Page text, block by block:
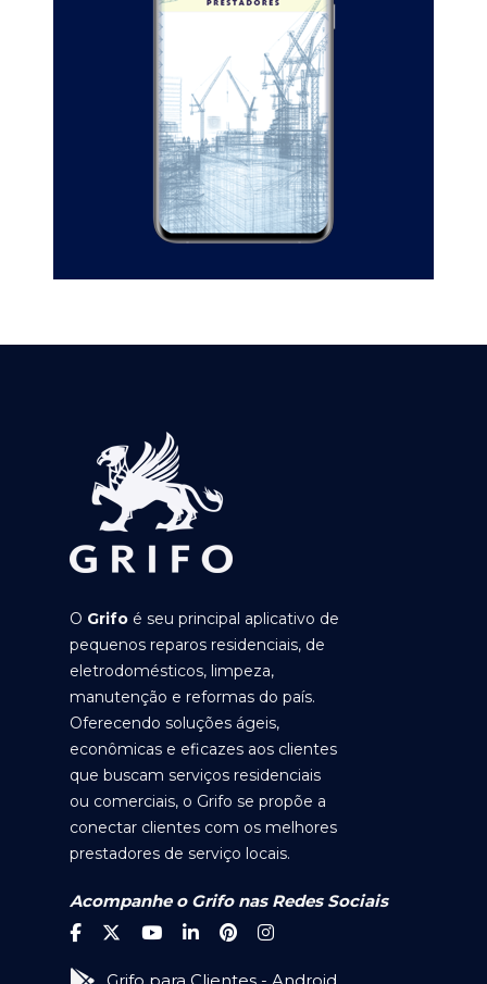
O Grifo é seu principal aplicativo de
pequenos reparos residenciais, de
eletrodomésticos, limpeza,
manutenção e reformas do país.
Oferecendo soluções ágeis,
econômicas e eficazes aos clientes
que buscam serviços residenciais
ou comerciais, o Grifo se propõe a
conectar clientes com os melhores
prestadores de serviço locais.
Acompanhe o Grifo nas Redes Sociais
Grifo para Clientes - Android